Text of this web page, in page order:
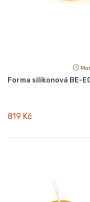
Forma silikonová BE-
819 Kč